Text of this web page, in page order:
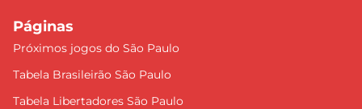
Páginas
Próximos jogos do São Paulo
Tabela Brasileirão São Paulo
Tabela Libertadores São Paulo